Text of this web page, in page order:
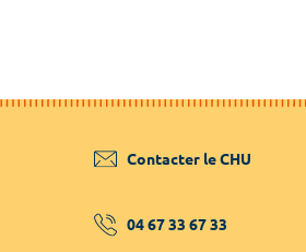
Contacter le CHU
04 67 33 67 33